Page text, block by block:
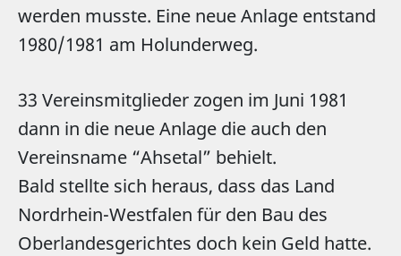
werden musste. Eine neue Anlage entstand
1980/1981 am Holunderweg.
33 Vereinsmitglieder zogen im Juni 1981
dann in die neue Anlage die auch den
Vereinsname “Ahsetal” behielt.
Bald stellte sich heraus, dass das Land
Nordrhein-Westfalen für den Bau des
Oberlandesgerichtes doch kein Geld hatte.